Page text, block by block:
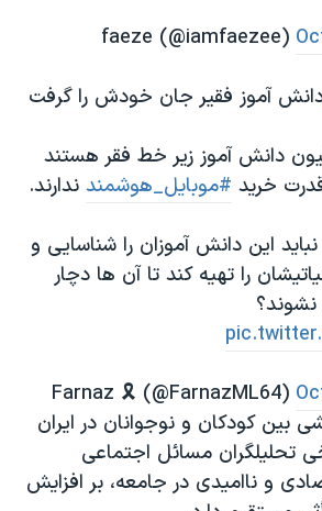
آموز فقیر جان خودش را گرفت
نوشتند ۴ میلیون دانش آموز زیر خط فقر هستند
خرید #موبایل_هوشمند ندارند.
این دانش آموزان را شناسایی و
را تهیه کند تا آن ها دچار
بین کودکان و نوجوانان در ایران
تحلیلگران مسائل اجتماعی
و ناامیدی در جامعه، بر افزایش